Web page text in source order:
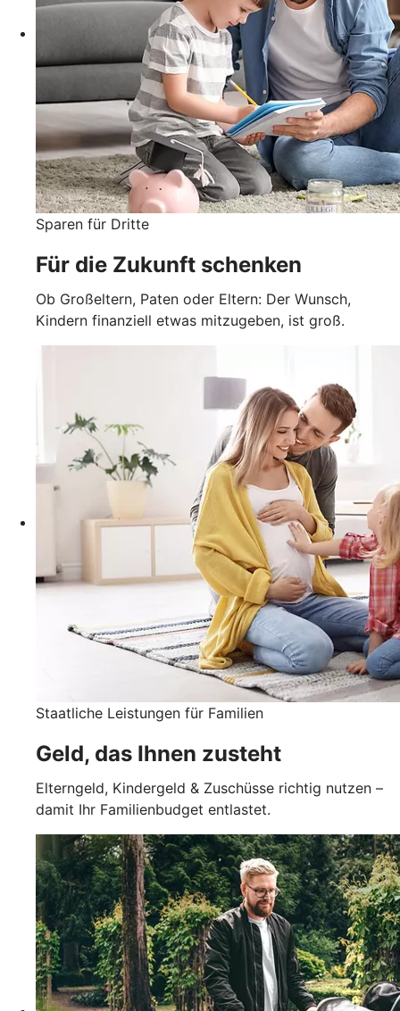
Sparen für Dritte
Für die Zukunft schenken
Ob Großeltern, Paten oder Eltern: Der Wunsch,
Kindern finanziell etwas mitzugeben, ist groß.
Staatliche Leistungen für Familien
Geld, das Ihnen zusteht
Elterngeld, Kindergeld & Zuschüsse richtig nutzen –
damit Ihr Familienbudget entlastet.